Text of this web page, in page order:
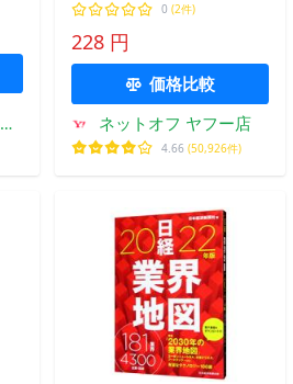
0 (2件)
228 円
価格比較
ネットオフ ヤフー店
4.66 (50,926件)